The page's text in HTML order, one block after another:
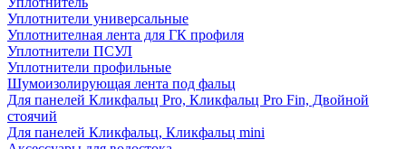
Уплотнители универсальные
Уплотнителная лента для ГК профиля
Уплотнители ПСУЛ
Уплотнители профильные
Шумоизолирующая лента под фальц
Для панелей Кликфальц Pro, Кликфальц Pro Fin, Двойной
стоячий
Для панелей Кликфальц, Кликфальц mini